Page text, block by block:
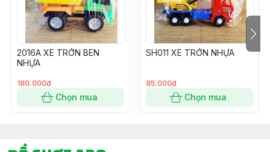
2016A XE TRỚN BEN
NHỰA
180.000đ
Chọn mua
SH011 XE TRỚN NHỰA
85.000đ
Chọn mua